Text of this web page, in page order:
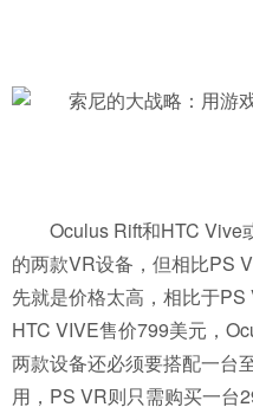
Oculus Rift和HTC Vive
的两款VR设备，但相比PS
先就是价格太高，相比于PS
HTC VIVE售价799美元，
两款设备还必须要搭配一台
用，PS VR则只需购买一台